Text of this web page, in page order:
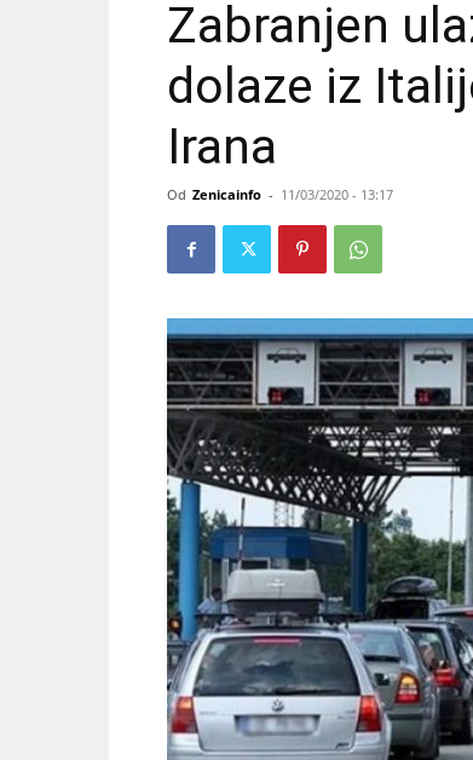
Zabranjen
dolaze iz
Irana
Od Zenicainfo - 11/03/2020 - 13:17